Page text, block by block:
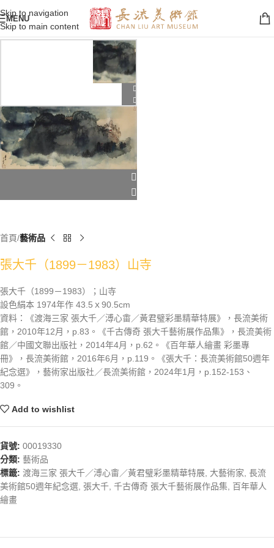
Skip to navigation
Skip to main content
MENU
首頁 藝術品
張大千（1899－1983）山寺
張大千（1899－1983）；山寺
設色絹本 1974年作 43.5ｘ90.5cm
資料：《渡海三家 張大千／溥心畬／黃君璧彩墨精華特展》，長流美術
館，2010年12月，p.83。《千古傳奇 張大千藝術展作品集》，長流美術
館／中國文聯出版社，2014年4月，p.62。《百年華人繪畫 彩墨專
冊》，長流美術館，2016年6月，p.119。《張大千：長流美術館50週年
紀念選》，藝術家出版社／長流美術館，2024年1月，p.152-153、
309。
Add to wishlist
貨號: 00019330
分類: 藝術品
標籤: 渡海三家 張大千／溥心畬／黃君璧彩墨精華特展 大藝術家 長流
美術館50週年紀念選 張大千 千古傳奇 張大千藝術展作品集 百年華人
繪畫